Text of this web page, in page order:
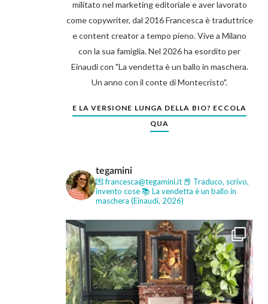
militato nel marketing editoriale e aver lavorato
come copywriter, dal 2016 Francesca è traduttrice
e content creator a tempo pieno. Vive a Milano
con la sua famiglia. Nel 2026 ha esordito per
Einaudi con "La vendetta è un ballo in maschera.
Un anno con il conte di Montecristo".
E LA VERSIONE LUNGA DELLA BIO? ECCOLA
QUA
tegamini
💌 francesca@tegamini.it 📕 Traduco, scrivo,
invento cose📚 La vendetta è un ballo in
maschera (Einaudi, 2026)